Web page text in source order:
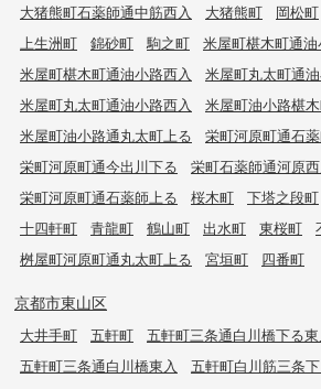
大猪熊町石薬師通中筋西入
大猪熊町 岡松町
上生洲町
錦砂町 駒之町
米屋町椹木町通油
米屋町椹木町通油小路西入
米屋町丸太町通
米屋町丸太町通油小路西入
米屋町油小路椹
米屋町油小路通丸太町上る
栄町河原町通石
栄町河原町通今出川下る
栄町石薬師通河原
栄町河原町通石薬師上る
桜木町 下塔之段町
十四軒町
青龍町 鶴山町 出水町 東桜町
桝屋町河原町通丸太町上る
宮垣町 四番町
京都市東山区
大井手町 五軒町
五軒町三条通白川橋下る東
五軒町三条通白川橋東入
五軒町白川筋三条